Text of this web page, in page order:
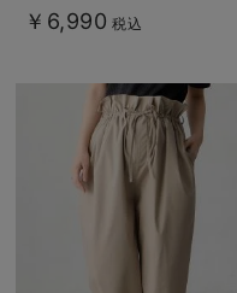
【出産後も長く着られる】
￥6,990 税込